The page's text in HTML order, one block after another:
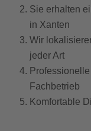
Sie erhalten
in Xanten
Wir
jeder Art
Fachbetrieb
Komfortable